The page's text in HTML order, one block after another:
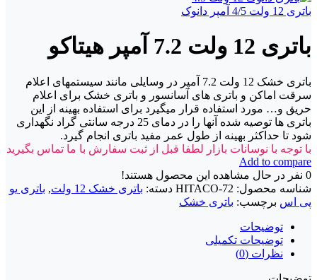
باتری 12 ولت 4/5 آمپر دانوک
باتری 12 ولت 7.2 آمپر هیتاکو
باتری خشک 12 ولت 7.2 آمپر در وسایلی مانند سیستمهای اعلام
سرقت اماکن و باتری های آسانسور و باتری خشک برای اعلام
حریق و… مورد استفاده قرار میگیرد برای استفاده بهینه از این
باتری ها توصیه شده آنها را در دمای 25 درجه سانتی گراد نگهداری
شود تا حداکثر بهینه از طول عمر مفید باتری انجام گیرد.
با توجه با نوسانات بازار لطفا قبل از ثبت سفارش با ما تماس بگیرید
Add to compare
0 نفر در حال مشاهده این محصول هستند!
شناسه محصول: HITACO-72 دسته: باتری خشک 12 ولت , باتری یو
پی اس برچسب: باتری خشک
توضیحات
توضیحات تکمیلی
نظرات (0)